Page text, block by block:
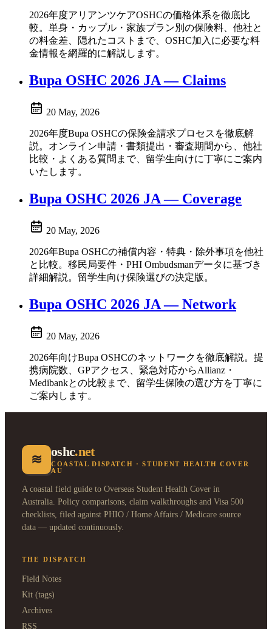
2026年度アリアンツケアOSHCの価格体系を徹底比
較。単身・カップル・家族プラン別の保険料、他社と
の料金差、隠れたコストまで、OSHC加入に必要な料
金情報を網羅的に解説します。
Bupa OSHC 2026 JA — Claims
20 May, 2026
2026年度Bupa OSHCの保険金請求プロセスを徹底解
説。オンライン申請・書類提出・審査期間から、他社
比較・よくある質問まで、留学生向けに丁寧にご案内
いたします。
Bupa OSHC 2026 JA — Coverage
20 May, 2026
2026年Bupa OSHCの補償内容・特典・除外事項を他社
と比較。移民局要件・PHI Ombudsmanデータに基づき
詳細解説。留学生向け保険選びの決定版。
Bupa OSHC 2026 JA — Network
20 May, 2026
2026年向けBupa OSHCのネットワークを徹底解説。提
携病院数、GPアクセス、緊急対応からAllianz・
Medibankとの比較まで、留学生保険の選び方を丁寧に
ご案内します。
≋
oshc.net
COASTAL DISPATCH · STUDENT HEALTH COVER
AU
A coastal field guide to Overseas Student Health Cover in
Australia. Policy comparisons, claim walkthroughs and Visa 500
checklists, filed against PHIO / Home Affairs / Medicare source
data — updated continuously.
THE DISPATCH
Field Notes
Kit (tags)
Archives
RSS